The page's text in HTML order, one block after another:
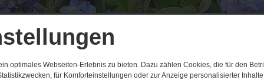
optimales Webseiten-Erlebnis zu bieten. Dazu zählen Cookies, die für den
für Komforteinstellungen oder zur Anzeige personalisierter